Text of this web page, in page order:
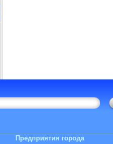
Предприятия города